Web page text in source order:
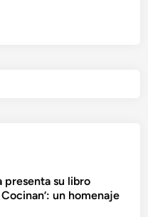
presenta su libro
un homenaje